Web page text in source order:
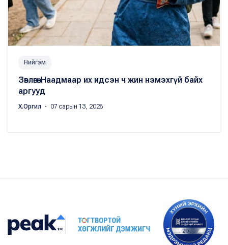
Нийгэм
Зөвлөгөө: Наадмаар их идсэн ч жин нэмэхгүй байх
аргууд
Х.Оргил ・ 07 сарын 13, 2026